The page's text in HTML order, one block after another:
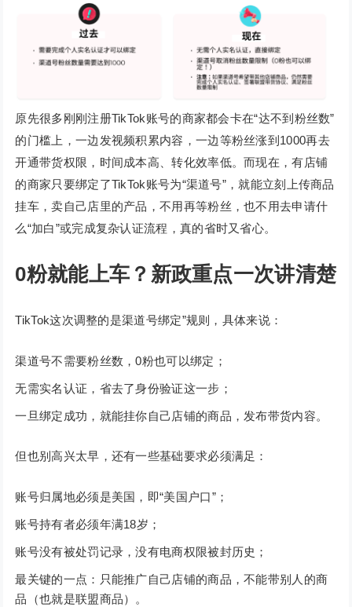
原先很多刚刚注册TikTok账号的商家都会卡在“达不到粉丝数”
的门槛上，一边发视频积累内容，一边等粉丝涨到1000再去
开通带货权限，时间成本高、转化效率低。而现在，有店铺
的商家只要绑定了TikTok账号为“渠道号”，就能立刻上传商品
挂车，卖自己店里的产品，不用再等粉丝，也不用去申请什
么“加白”或完成复杂认证流程，真的省时又省心。
0粉就能上车？新政重点一次讲清楚
TikTok这次调整的是渠道号绑定”规则，具体来说：
渠道号不需要粉丝数，0粉也可以绑定；
无需实名认证，省去了身份验证这一步；
一旦绑定成功，就能挂你自己店铺的商品，发布带货内容。
但也别高兴太早，还有一些基础要求必须满足：
账号归属地必须是美国，即“美国户口”；
账号持有者必须年满18岁；
账号没有被处罚记录，没有电商权限被封历史；
最关键的一点：只能推广自己店铺的商品，不能带别人的商
品（也就是联盟商品）。